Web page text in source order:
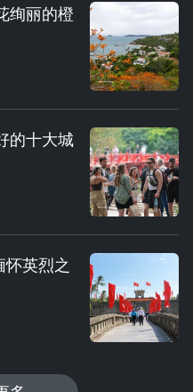
绚丽的橙
的十大城
英烈之